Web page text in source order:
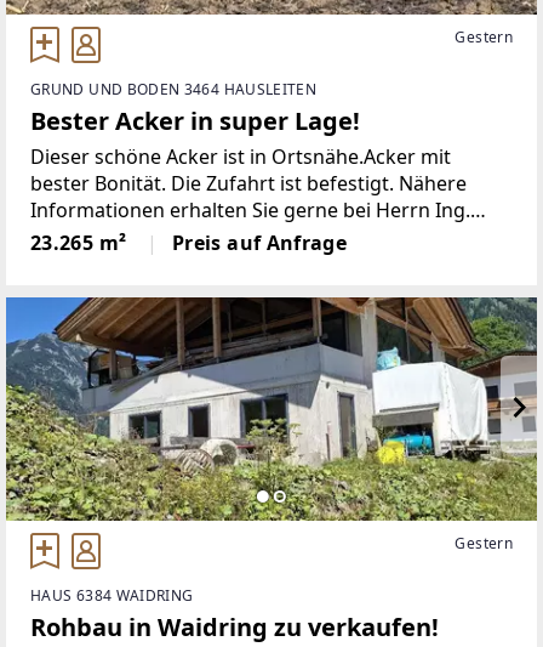
Gestern
GRUND UND BODEN 3464 HAUSLEITEN
Bester Acker in super Lage!
Dieser schöne Acker ist in Ortsnähe.Acker mit
bester Bonität. Die Zufahrt ist befestigt. Nähere
Informationen erhalten Sie gerne bei Herrn Ing.
Thalhammer unter 0664 - 17 87 849.Weitere
Immobilien auf https://www.AWZ.at
23.265 m² Preis auf Anfrage
Gestern
HAUS 6384 WAIDRING
Rohbau in Waidring zu verkaufen!